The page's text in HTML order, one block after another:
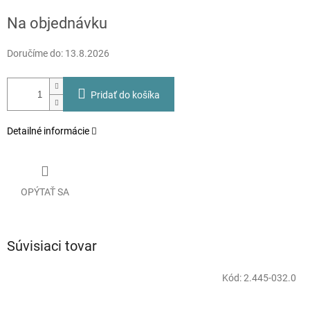
cena:
Na objednávku
Doručíme do: 13.8.2026
Pridať do košíka
Detailné informácie
OPÝTAŤ SA
Súvisiaci tovar
Kód:2.445-032.0